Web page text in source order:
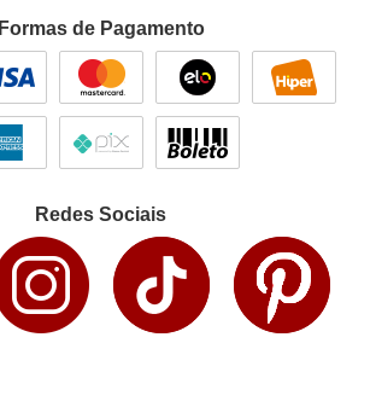
Formas de Pagamento
Redes Sociais